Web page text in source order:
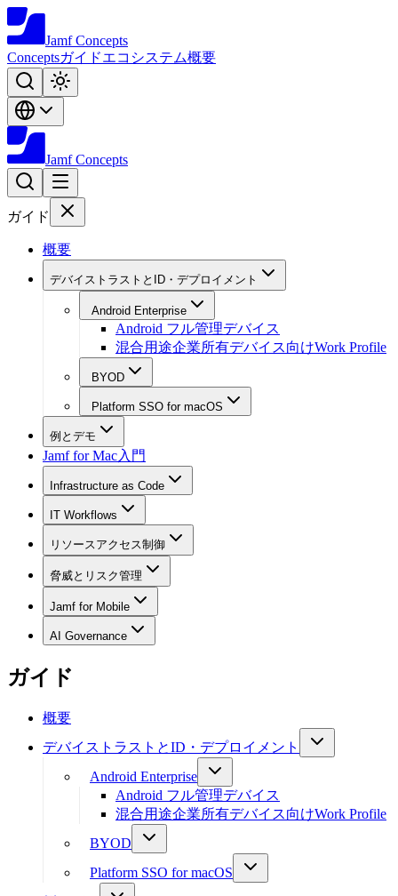
Jamf Concepts
Conceptsガイドエコシステム概要
Jamf Concepts
ガイド
概要
デバイストラストとID・デプロイメント
Android Enterprise
Android フル管理デバイス
混合用途企業所有デバイス向けWork Profile
BYOD
Platform SSO for macOS
例とデモ
Jamf for Mac入門
Infrastructure as Code
IT Workflows
リソースアクセス制御
脅威とリスク管理
Jamf for Mobile
AI Governance
ガイド
概要
デバイストラストとID・デプロイメント
Android Enterprise
Android フル管理デバイス
混合用途企業所有デバイス向けWork Profile
BYOD
Platform SSO for macOS